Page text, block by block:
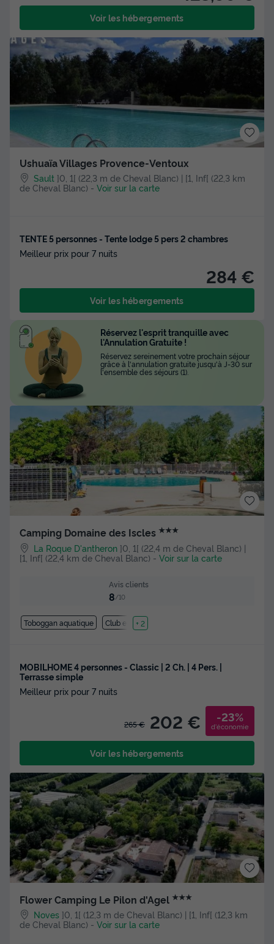
Voir les hébergements
Ushuaïa Villages Provence-Ventoux
Sault ]0, 1[ (22,3 m de Cheval Blanc) | [1, Inf[ (22,3 km
de Cheval Blanc) - Voir sur la carte
TENTE 5 personnes - Tente lodge 5 pers 2 chambres
Meilleur prix pour 7 nuits
284 €
Voir les hébergements
Camping Domaine des Iscles ★★★
La Roque D'antheron ]0, 1[ (22,4 m de Cheval Blanc) |
[1, Inf[ (22,4 km de Cheval Blanc) - Voir sur la carte
Avis clients
8/10
Toboggan aquatique Club enfant
+ 2
MOBILHOME 4 personnes - Classic | 2 Ch. | 4 Pers. |
Terrasse simple
Meilleur prix pour 7 nuits
265 € 202 € -23%
d'économie
Voir les hébergements
Flower Camping Le Pilon d'Agel ★★★
Noves ]0, 1[ (12,3 m de Cheval Blanc) | [1, Inf[ (12,3 km
de Cheval Blanc) - Voir sur la carte
Réservez l'esprit tranquille avec
l'Annulation Gratuite !
Réservez sereinement votre prochain séjour
grâce à l'annulation gratuite jusqu'à J-30 sur
l'ensemble des séjours (1).